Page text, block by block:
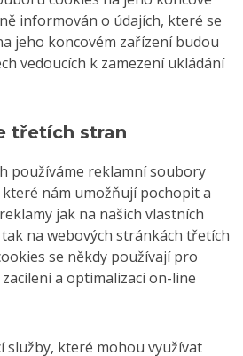
informován o údajích, které se
jeho koncovém zařízení budou
vedoucích k zamezení ukládání
třetích stran
používáme reklamní soubory
nám umožňují pochopit a
jak na našich vlastních
na webových stránkách třetích
se někdy používají pro
a optimalizaci on-line
služby, které mohou využívat